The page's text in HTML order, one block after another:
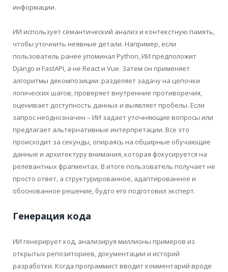
информации.
ИИ использует семантический анализ и контекстную память,
чтобы уточнить неявные детали. Например, если
пользователь ранее упоминал Python, ИИ предположит
Django и FastAPI, а не React и Vue. Затем он применяет
алгоритмы декомпозиции: разделяет задачу на цепочки
логических шагов, проверяет внутренние противоречия,
оценивает доступность данных и выявляет пробелы. Если
запрос неоднозначен – ИИ задает уточняющие вопросы или
предлагает альтернативные интерпретации. Все это
происходит за секунды, опираясь на обширные обучающие
данные и архитектуру внимания, которая фокусируется на
релевантных фрагментах. В итоге пользователь получает не
просто ответ, а структурированное, адаптированное и
обоснованное решение, будто его подготовил эксперт.
Генерация кода
ИИ генерирует код, анализируя миллионы примеров из
открытых репозиториев, документации и историй
разработки. Когда программист вводит комментарий вроде